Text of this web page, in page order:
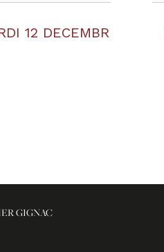
12 DECEMBR
GIGNAC